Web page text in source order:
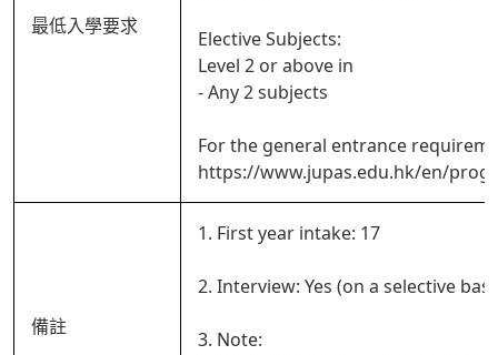
最低入學要求
Elective Subjects:
Level 2 or above in
- Any 2 subjects
For the general entrance
https://www.jupas.edu.hk/en/
備註
1. First year intake: 17
2. Interview: Yes (on a selective
3. Note: